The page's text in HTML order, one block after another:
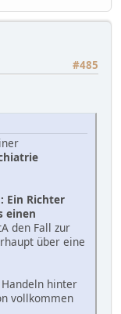
#485
Ein Richter
einen
den Fall zur
über eine
hinter
vollkommen